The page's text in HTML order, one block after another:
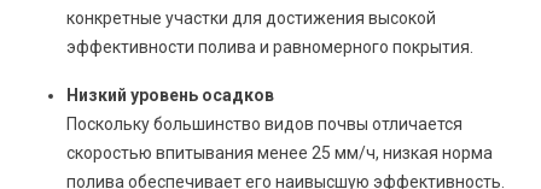
конкретные участки для достижения высокой
эффективности полива и равномерного покрытия.
Низкий уровень осадков
Поскольку большинство видов почвы отличается
скоростью впитывания менее 25 мм/ч, низкая норма
полива обеспечивает его наивысшую эффективность.